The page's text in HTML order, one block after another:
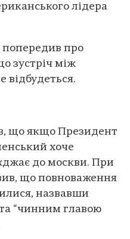
лідера
про
зустріч між
відбудеться.
що якщо Президент
хоче
до москви. При
що повноваження
назвавши
“чинним главою